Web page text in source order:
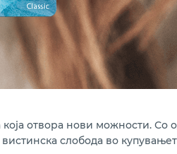
која отвoра нови можности.
слобода во